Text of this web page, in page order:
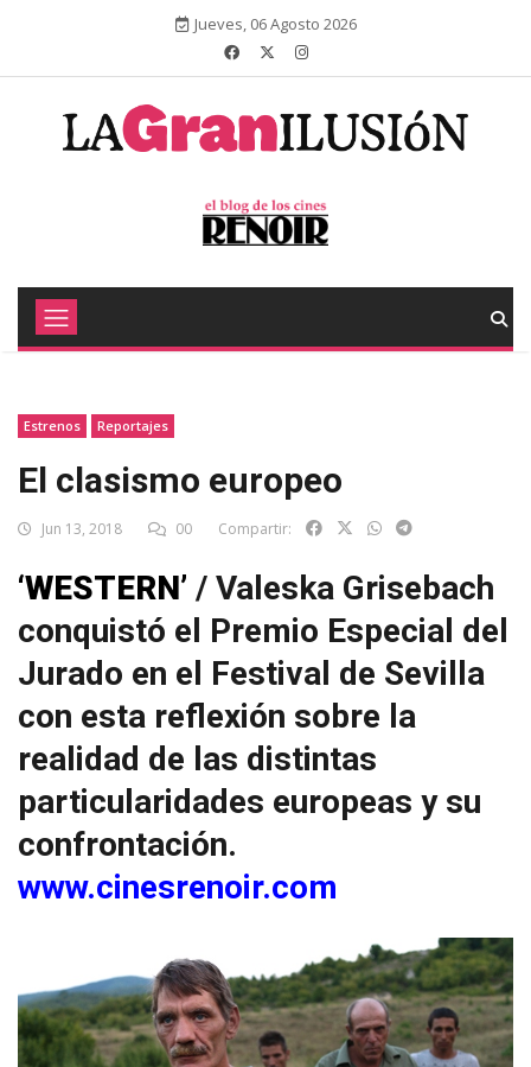
Jueves, 06 Agosto 2026
Estrenos Reportajes
El clasismo europeo
Jun 13, 2018 00 Compartir:
‘WESTERN’ / Valeska Grisebach
conquistó el Premio Especial del
Jurado en el Festival de Sevilla
con esta reflexión sobre la
realidad de las distintas
particularidades europeas y su
confrontación.
www.cinesrenoir.com